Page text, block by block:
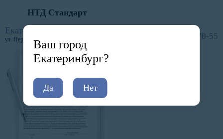
НТД Стандарт
Екатеринбург
ул. Первомайская, д. 15 8 (800) 600-70-55
Главная Услуги
Сертификация по отраслям
Косметика и парфюмерия
Ваш город
Екатеринбург?
Да Нет